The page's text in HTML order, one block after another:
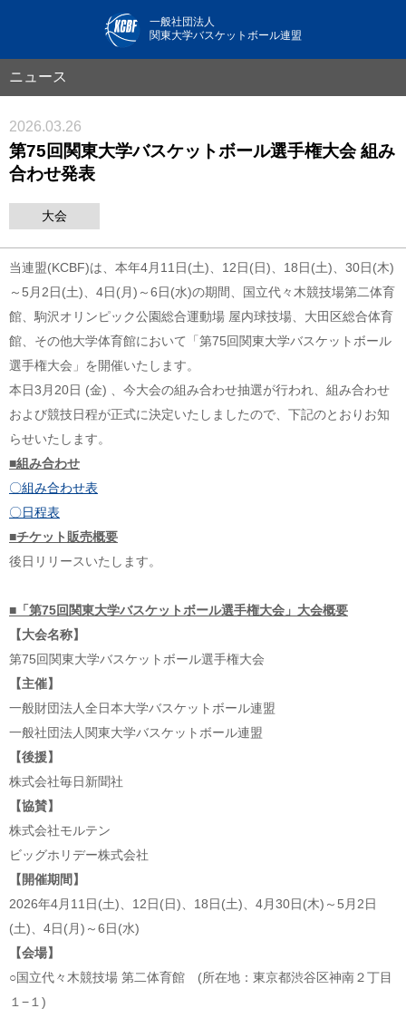
一般社団法人
関東大学バスケットボール連盟
ニュース
2026.03.26
第75回関東大学バスケットボール選手権大会 組み
合わせ発表
大会
当連盟(KCBF)は、本年4月11日(土)、12日(日)、18日(土)、30日(木)
～5月2日(土)、4日(月)～6日(水)の期間、国立代々木競技場第二体育
館、駒沢オリンピック公園総合運動場 屋内球技場、大田区総合体育
館、その他大学体育館において「第75回関東大学バスケットボール
選手権大会」を開催いたします。
本日3月20日 (金) 、今大会の組み合わせ抽選が行われ、組み合わせ
および競技日程が正式に決定いたしましたので、下記のとおりお知
らせいたします。
■組み合わせ
〇組み合わせ表
〇日程表
■チケット販売概要
後日リリースいたします。
■「第75回関東大学バスケットボール選手権大会」大会概要
【大会名称】
第75回関東大学バスケットボール選手権大会
【主催】
一般財団法人全日本大学バスケットボール連盟
一般社団法人関東大学バスケットボール連盟
【後援】
株式会社毎日新聞社
【協賛】
株式会社モルテン
ビッグホリデー株式会社
【開催期間】
2026年4月11日(土)、12日(日)、18日(土)、4月30日(木)～5月2日
(土)、4日(月)～6日(水)
【会場】
○国立代々木競技場 第二体育館 (所在地：東京都渋谷区神南２丁目
１−１)